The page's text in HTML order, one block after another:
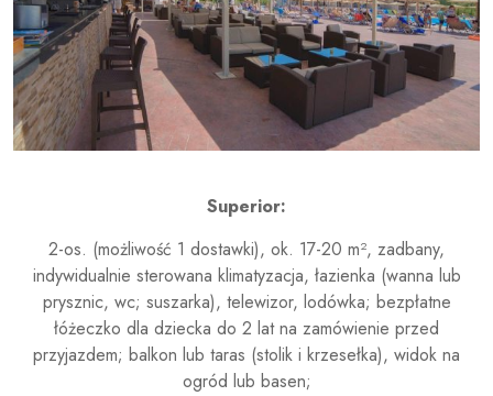
Superior:
2-os. (możliwość 1 dostawki), ok. 17-20 m², zadbany,
indywidualnie sterowana klimatyzacja, łazienka (wanna lub
prysznic, wc; suszarka), telewizor, lodówka; bezpłatne
łóżeczko dla dziecka do 2 lat na zamówienie przed
przyjazdem; balkon lub taras (stolik i krzesełka), widok na
ogród lub basen;